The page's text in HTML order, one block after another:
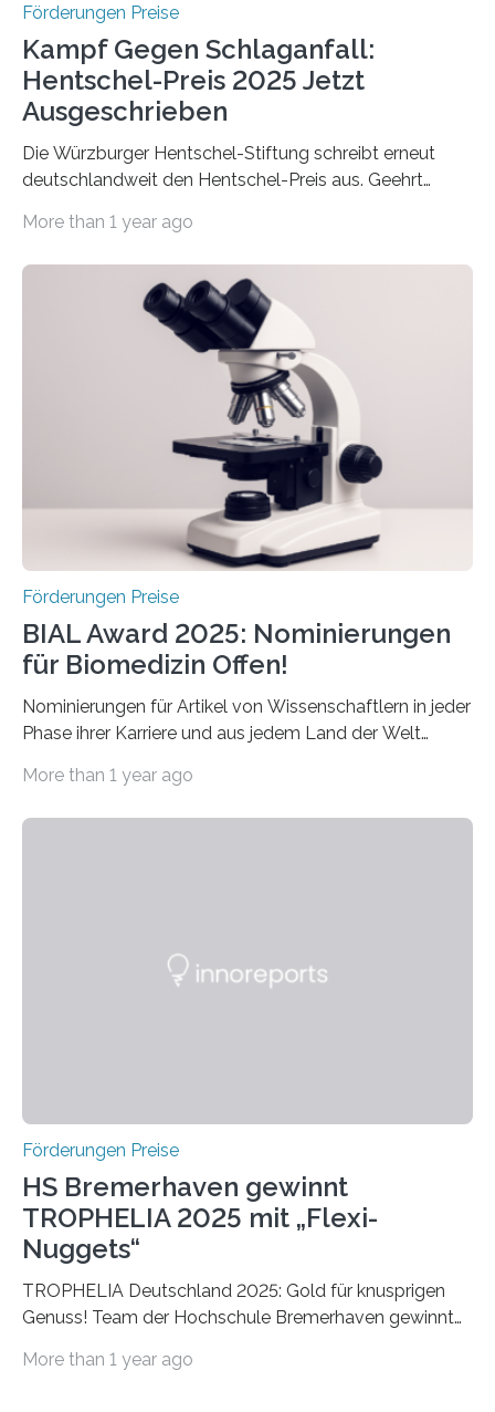
Förderungen Preise
Kampf Gegen Schlaganfall:
Hentschel-Preis 2025 Jetzt
Ausgeschrieben
Die Würzburger Hentschel-Stiftung schreibt erneut
deutschlandweit den Hentschel-Preis aus. Geehrt
hochrangige wissenschaftliche Publikation zum Thema
Schlaganfall“ mit Sitz in Würzburg fördert die
Schlaganfallforschung, um die Behandlung der
Betroffenen zu verbessern. Dazu schreibt sie auch in
diesem Jahr wieder deutschlandweit den Hentschel-
Preis aus. Er richtet sich gezielt an jüngere
Forscherinnen und Forscher unter 40 Jahren. Geehrt
werden soll eine herausragende Doktorarbeit oder eine
hochrangige wissenschaftliche Publikation zum Thema
More than 1 year ago
Förderungen Preise
BIAL Award 2025: Nominierungen
für Biomedizin Offen!
Nominierungen für Artikel von Wissenschaftlern in jeder
Phase ihrer Karriere und aus jedem Land der Welt
Leben gerufen, um die bemerkenswertesten
Foundation, des BIAL Award in Biomedicine ist in
More than 1 year ago
Förderungen Preise
HS Bremerhaven gewinnt
TROPHELIA 2025 mit „Flexi-
Nuggets“
TROPHELIA Deutschland 2025: Gold für knusprigen
Genuss! Team der Hochschule Bremerhaven gewinnt
ECOTROPHELIAMit der Produktidee “Flexi-Nuggets”
More than 1 year ago